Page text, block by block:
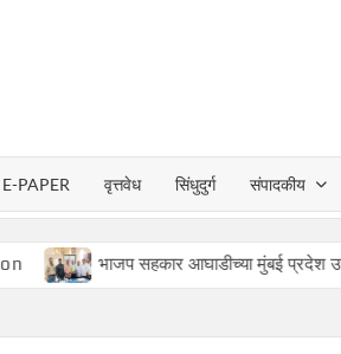
STAR
VRUTTA
E-PAPER वृत्तवेध सिंधुदुर्ग संपादकीय
भाजप सहकार आघाडीच्या मुंबई प्रदेश उपाध्यक्षपदी